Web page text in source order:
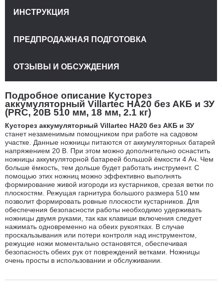
Подробное описание Кусторез
аккумуляторный Villartec HA20 без АКБ и ЗУ
(PRC, 20В 510 мм, 18 мм, 2.1 кг)
Кусторез аккумуляторный Villartec HA20 без АКБ и ЗУ
станет незаменимым помощником при работе на садовом
участке. Данные ножницы питаются от аккумуляторных батарей
напряжением 20 В. При этом можно дополнительно оснастить
ножницы аккумуляторной батареей большой ёмкости 4 Ач. Чем
больше ёмкость, тем дольше будет работать инструмент. С
помощью этих ножниц можно эффективно выполнять
формирование живой изгороди из кустарников, срезая ветки по
плоскостям. Режущая гарнитура большого размера 510 мм
позволит формировать ровные плоскости кустарников. Для
обеспечения безопасности работы необходимо удерживать
ножницы двумя руками, так как клавиши включения следует
нажимать одновременно на обеих рукоятках. В случае
проскальзывания или потери контроля над инструментом,
режущие ножи моментально остановятся, обеспечивая
безопасность обеих рук от повреждений ветками. Ножницы
очень просты в использовании и обслуживании.
ИНСТРУКЦИЯ
ПРЕДПРОДАЖНАЯ ПОДГОТОВКА
ОТЗЫВЫ И ОБСУЖДЕНИЯ